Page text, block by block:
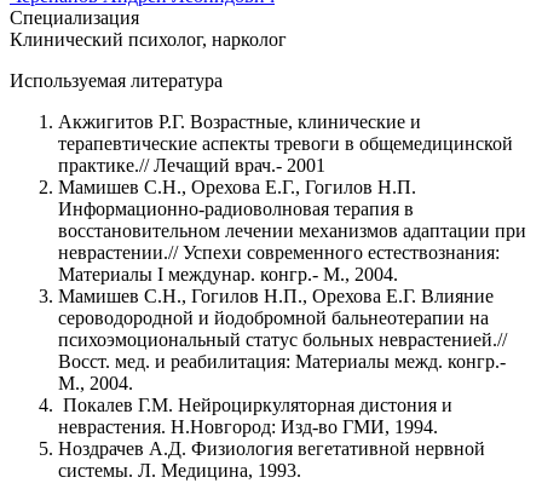
Специализация
Клинический психолог, нарколог
Используемая литература
Акжигитов Р.Г. Возрастные, клинические и
терапевтические аспекты тревоги в общемедицинской
практике.// Лечащий врач.- 2001
Мамишев С.Н., Орехова Е.Г., Гогилов Н.П.
Информационно-радиоволновая терапия в
восстановительном лечении механизмов адаптации при
неврастении.// Успехи современного естествознания:
Материалы I междунар. конгр.- М., 2004.
Мамишев С.Н., Гогилов Н.П., Орехова Е.Г. Влияние
сероводородной и йодобромной бальнеотерапии на
психоэмоциональный статус больных неврастенией.//
Восст. мед. и реабилитация: Материалы межд. конгр.-
М., 2004.
Покалев Г.М. Нейроциркуляторная дистония и
неврастения. Н.Новгород: Изд-во ГМИ, 1994.
Ноздрачев А.Д. Физиология вегетативной нервной
системы. Л. Медицина, 1993.